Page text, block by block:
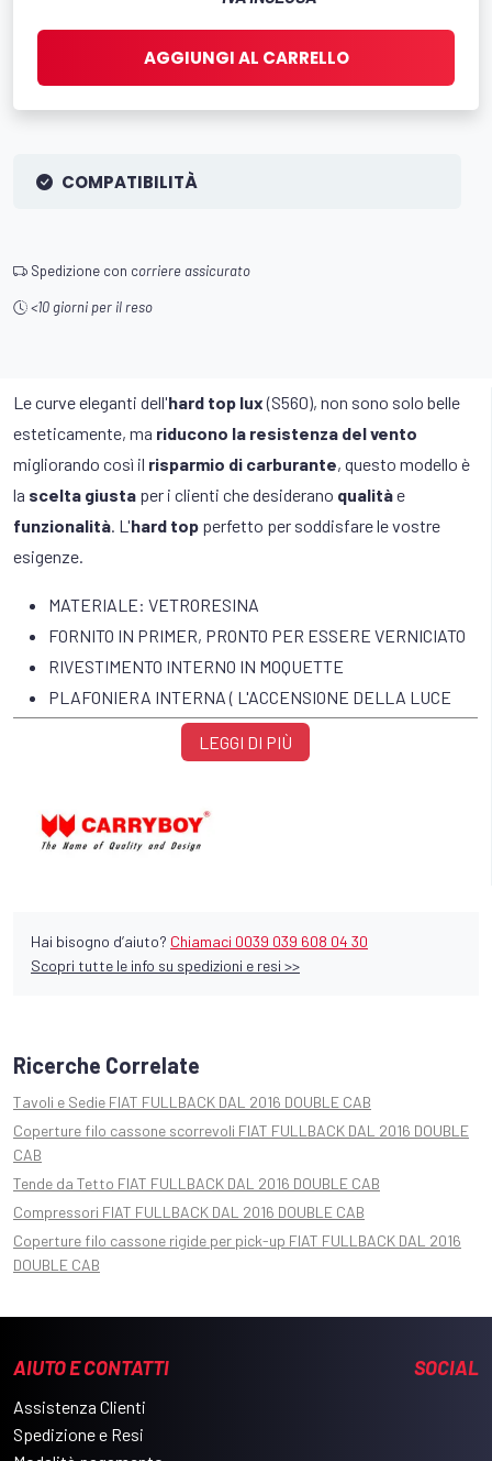
AGGIUNGI AL CARRELLO
COMPATIBILITÀ
Spedizione con corriere assicurato
<10 giorni per il reso
Le curve eleganti dell'hard top lux(S560), non sono solo belle
esteticamente, ma riducono la resistenza del vento
migliorando così il risparmio di carburante, questo modello è
la scelta giusta per i clienti che desiderano qualitàe
funzionalità. L'hard top perfetto per soddisfare le vostre
esigenze.
MATERIALE: VETRORESINA
FORNITO IN PRIMER, PRONTO PER ESSERE VERNICIATO
RIVESTIMENTO INTERNO IN MOQUETTE
PLAFONIERA INTERNA ( L'ACCENSIONE DELLA LUCE
INTERNA è COLLEGATA ALL'APERTURA DEL
SPOILER TETTO CON LUCE STOP
CERNIERE IN ACCIAIO INOX
IL MONTAGGIO CON MORSETTI NON NECESSITA DI FORI
LEGGI DI PIÙ
Hai bisogno d’aiuto? Chiamaci 0039 039 608 04 30
Scopri tutte le info su spedizioni e resi >>
Ricerche Correlate
Tavoli e Sedie FIAT FULLBACK DAL 2016 DOUBLE CAB
Coperture filo cassone scorrevoli FIAT FULLBACK DAL 2016 DOUBLE
CAB
Tende da Tetto FIAT FULLBACK DAL 2016 DOUBLE CAB
Compressori FIAT FULLBACK DAL 2016 DOUBLE CAB
Coperture filo cassone rigide per pick-up FIAT FULLBACK DAL 2016
DOUBLE CAB
AIUTO E CONTATTI
Assistenza Clienti
Spedizione e Resi
SOCIAL